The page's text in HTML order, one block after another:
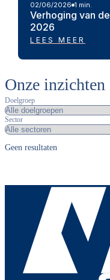
02/06/2026 1 min.
Verhoging van
2026
LEES MEER
Onze inzichten
Doelgroep
Sector
Geen resultaten